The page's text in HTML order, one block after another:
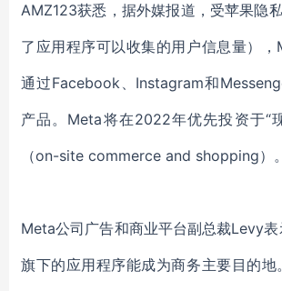
AMZ123获悉，据外媒报道，受苹果隐
了应用程序可以收集的用户信息量）
通过Facebook、Instagram和
产品。Meta将在2022年优先投资于“
（on-site commerce and shopping）。
Meta公司广告和商业平台副总裁Levy
旗下的应用程序能成为商务主要目的